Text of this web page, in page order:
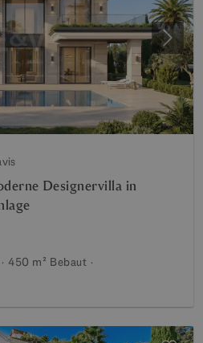
Designervilla in
450 m² Bebaut